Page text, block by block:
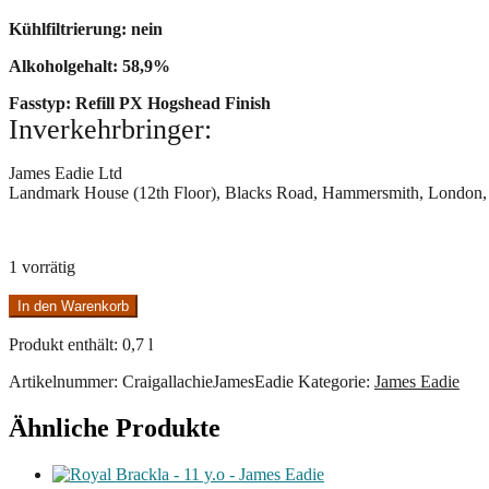
Kühlfiltrierung: nein
Alkoholgehalt: 58,9%
Fasstyp: Refill PX Hogshead Finish
Inverkehrbringer:
James Eadie Ltd
Landmark House (12th Floor), Blacks Road, Hammersmith,
1 vorrätig
Craigallachie
2014/2024
Refill
-
Eadie
Menge
In den Warenkorb
Produkt enthält: 0,7 l
Artikelnummer: CraigallachieJamesEadie Kategorie: James Eadie
Ähnliche Produkte